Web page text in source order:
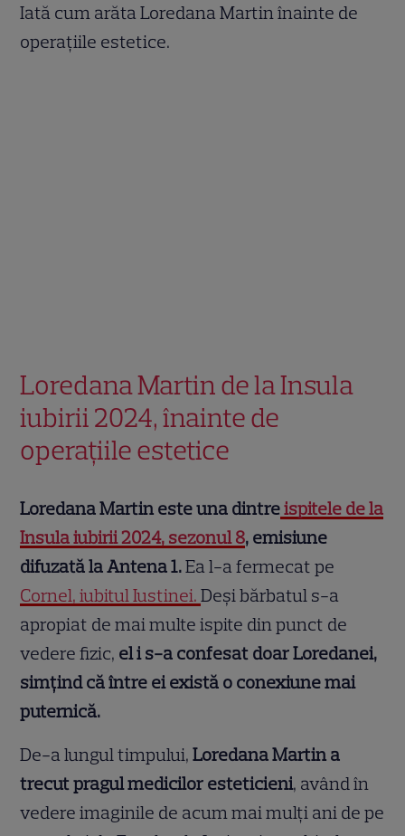
Iată cum arăta Loredana Martin înainte de
operațiile estetice.
Loredana Martin de la Insula
iubirii 2024, înainte de
operațiile estetice
Loredana Martin este una dintreispitele de la
Insula iubirii 2024, sezonul 8, emisiune
difuzată la Antena 1.Ea l-a fermecat pe
Cornel, iubitul Iustinei.Deși bărbatul s-a
apropiat de mai multe ispite din punct de
vedere fizic, el i s-a confesat doar Loredanei,
simțind că între ei există o conexiune mai
puternică.
De-a lungul timpului,Loredana Martin a
trecut pragul medicilor esteticieni, având în
vedere imaginile de acum mai mulți ani de pe